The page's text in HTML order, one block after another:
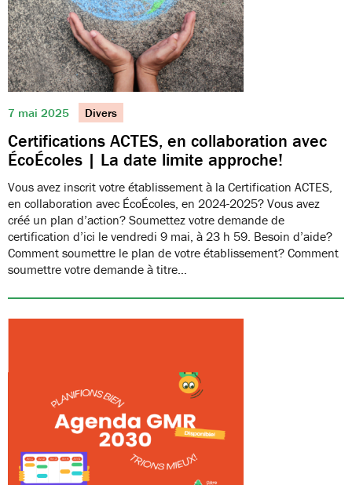
7 mai 2025 Divers
Certifications ACTES, en collaboration avec
ÉcoÉcoles | La date limite approche!
Vous avez inscrit votre établissement à la Certification ACTES,
en collaboration avec ÉcoÉcoles, en 2024-2025? Vous avez
créé un plan d’action? Soumettez votre demande de
certification d’ici le vendredi 9 mai, à 23 h 59. Besoin d’aide?
Comment soumettre le plan de votre établissement? Comment
soumettre votre demande à titre…